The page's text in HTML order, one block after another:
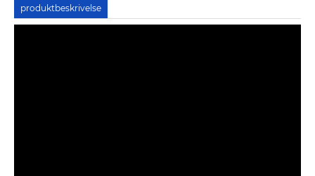
produktbeskrivelse